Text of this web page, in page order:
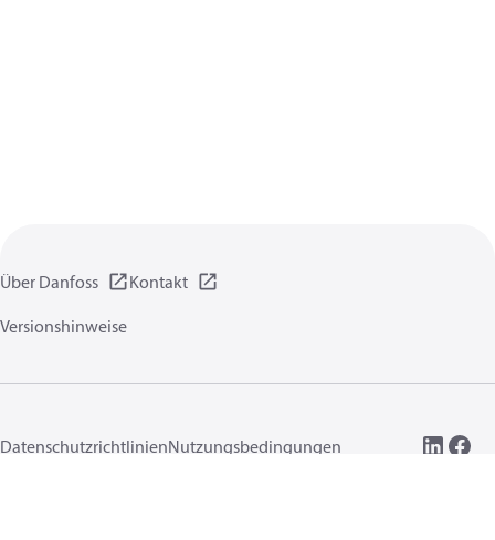
Über Danfoss
Kontakt
Versionshinweise
DatenschutzrichtlinienNutzungsbedingungen